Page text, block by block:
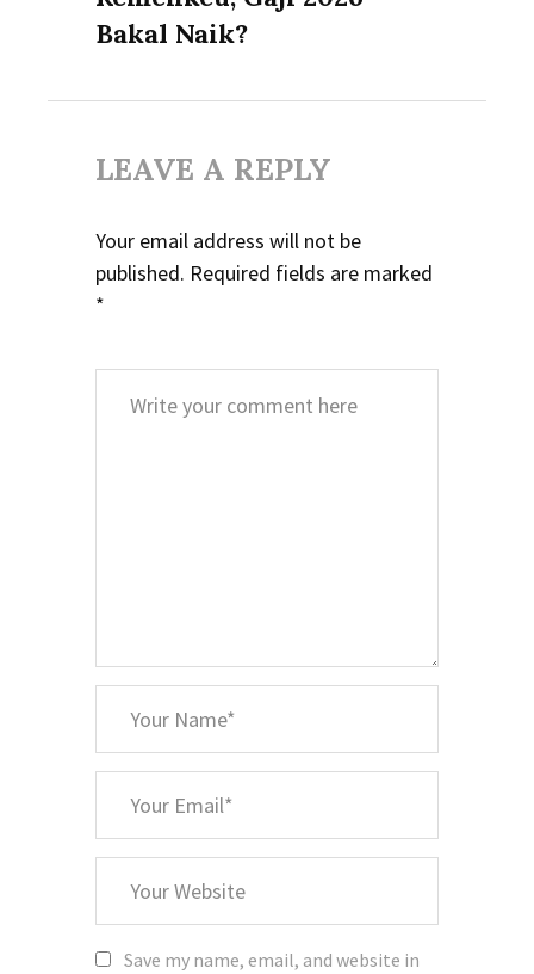
Bakal Naik?
LEAVE A REPLY
Your email address will not be
published. Required fields are marked
*
Name
Email
Website
Save my name, email, and website in